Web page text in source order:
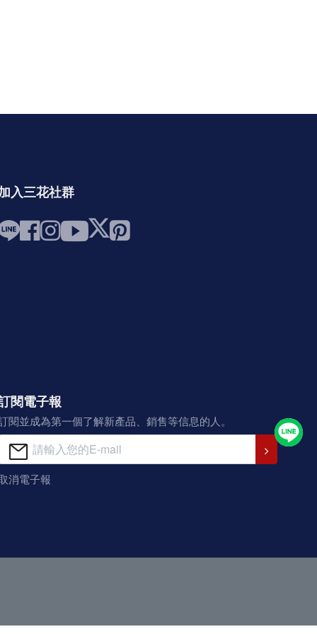
入三花社群
閱電子報
閱並成為第一個了解新產品、銷售等信息的人。
消電子報